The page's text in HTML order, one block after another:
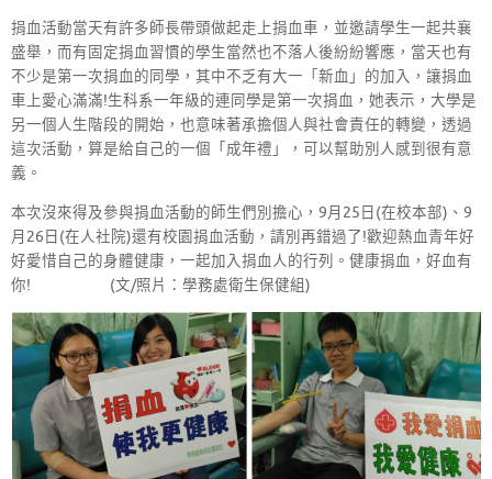
捐血活動當天有許多師長帶頭做起走上捐血車，並邀請學生一起共襄
盛舉，而有固定捐血習慣的學生當然也不落人後紛紛響應，當天也有
不少是第一次捐血的同學，其中不乏有大一「新血」的加入，讓捐血
車上愛心滿滿!生科系一年級的連同學是第一次捐血，她表示，大學是
另一個人生階段的開始，也意味著承擔個人與社會責任的轉變，透過
這次活動，算是給自己的一個「成年禮」，可以幫助別人感到很有意
義。
本次沒來得及參與捐血活動的師生們別擔心，9月25日(在校本部)、9
月26日(在人社院)還有校園捐血活動，請別再錯過了!歡迎熱血青年好
好愛惜自己的身體健康，一起加入捐血人的行列。健康捐血，好血有
你! (文/照片：學務處衛生保健組)